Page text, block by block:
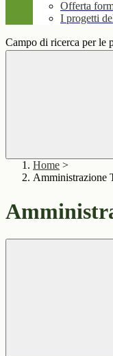
Offerta
I progetti
Campo di ricerca per le
Home >
Amministrazione